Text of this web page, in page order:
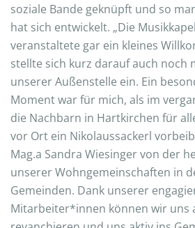
soziale Bande geknüpft und so
hat sich entwickelt. „Die
veranstaltete gar ein kleines
stellte sich kurz darauf auch noch
unserer Außenstelle ein. Ein
Moment war für mich, als im
die Nachbarn in Hartkirchen für
vor Ort ein Nikolaussackerl
Mag.a Sandra Wiesinger von der
unserer Wohngemeinschaften in
Gemeinden. Dank unserer
Mitarbeiter*innen können wir uns